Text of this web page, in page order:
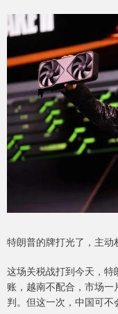
特朗普的牌打光了，主动
这场关税战打到今天，
账，越南不配合，市场
判。但这一次，中国可不